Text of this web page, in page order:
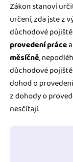
Zákon stanoví
určení, zda jste z
důchodové
provedení práce
měsíčně,
důchodové
dohod o
z dohody o
nesčítají.